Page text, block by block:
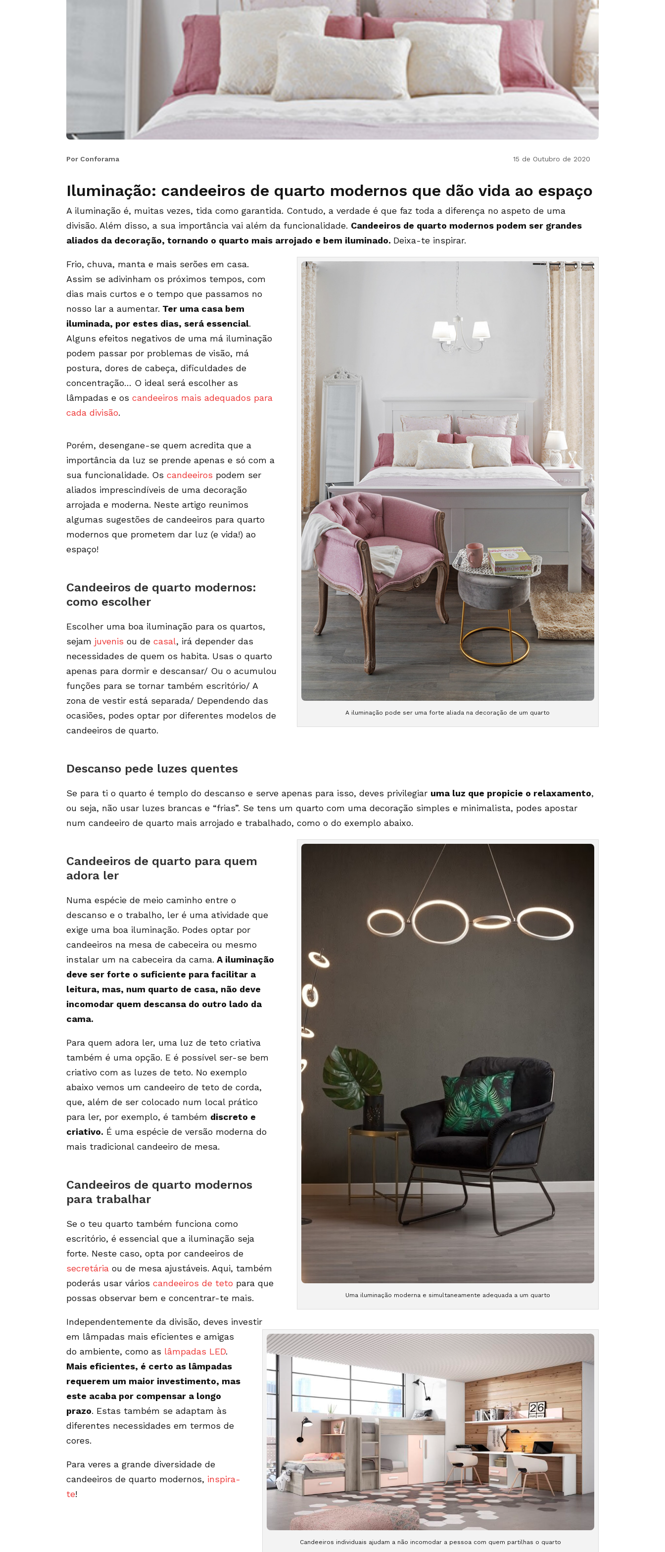
Por Conforama 15 de Outubro de 2020
Iluminação: candeeiros de quarto modernos que dão vida ao espaço
A iluminação é, muitas vezes, tida como garantida. Contudo, a verdade é que faz toda a diferença no aspeto de uma
divisão. Além disso, a sua importância vai além da funcionalidade. Candeeiros de quarto modernos podem ser grandes
aliados da decoração, tornando o quarto mais arrojado e bem iluminado. Deixa-te inspirar.
A iluminação pode ser uma forte aliada na decoração de um quarto
Frio, chuva, manta e mais serões em casa.
Assim se adivinham os próximos tempos, com
dias mais curtos e o tempo que passamos no
nosso lar a aumentar. Ter uma casa bem
iluminada, por estes dias, será essencial.
Alguns efeitos negativos de uma má iluminação
podem passar por problemas de visão, má
postura, dores de cabeça, dificuldades de
concentração… O ideal será escolher as
lâmpadas e oscandeeiros mais adequados para
cada divisão.
Porém, desengane-se quem acredita que a
importância da luz se prende apenas e só com a
sua funcionalidade. Os candeeiros podem ser
aliados imprescindíveis de uma decoração
arrojada e moderna. Neste artigo reunimos
algumas sugestões de candeeiros para quarto
modernos que prometem dar luz (e vida!) ao
espaço!
Candeeiros de quarto modernos:
como escolher
Escolher uma boa iluminação para os quartos,
sejam juvenis ou decasal, irá depender das
necessidades de quem os habita. Usas o quarto
apenas para dormir e descansar/ Ou o acumulou
funções para se tornar também escritório/ A
zona de vestir está separada/ Dependendo das
ocasiões, podes optar por diferentes modelos de
candeeiros de quarto.
Descanso pede luzes quentes
Se para ti o quarto é templo do descanso e serve apenas para isso, deves privilegiar uma luz que propicie o relaxamento,
ou seja, não usar luzes brancas e “frias”. Se tens um quarto com uma decoração simples e minimalista, podes apostar
num candeeiro de quarto mais arrojado e trabalhado, como o do exemplo abaixo.
Uma iluminação moderna e simultaneamente adequada a um quarto
Candeeiros de quarto para quem
adora ler
Numa espécie de meio caminho entre o
descanso e o trabalho, ler é uma atividade que
exige uma boa iluminação. Podes optar por
candeeiros na mesa de cabeceira ou mesmo
instalar um na cabeceira da cama. A iluminação
deve ser forte o suficiente para facilitar a
leitura, mas, num quarto de casa, não deve
incomodar quem descansa do outro lado da
cama.
Candeeiros individuais ajudam a não incomodar a pessoa com quem partilhas o quarto
Para quem adora ler, uma luz de teto criativa
também é uma opção. E é possível ser-se bem
criativo com as luzes de teto. No exemplo
abaixo vemos um candeeiro de teto de corda,
que, além de ser colocado num local prático
para ler, por exemplo, é também discreto e
criativo. É uma espécie de versão moderna do
mais tradicional candeeiro de mesa.
Candeeiros de quarto modernos
para trabalhar
Se o teu quarto também funciona como
escritório, é essencial que a iluminação seja
forte. Neste caso, opta por candeeiros de
secretária ou de mesa ajustáveis. Aqui, também
poderás usar várioscandeeiros de teto para que
possas observar bem e concentrar-te mais.
Independentemente da divisão, deves investir
em lâmpadas mais eficientes e amigas
do ambiente, como as lâmpadas LED.
Mais eficientes, é certo as lâmpadas
requerem um maior investimento, mas
este acaba por compensar a longo
prazo. Estas também se adaptam às
diferentes necessidades em termos de
cores.
Para veres a grande diversidade de
candeeiros de quarto modernos, inspira-
te!